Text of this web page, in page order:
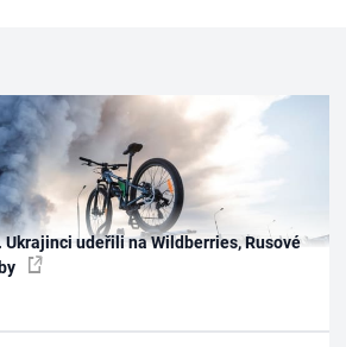
Ukrajinci udeřili na Wildberries, Rusové